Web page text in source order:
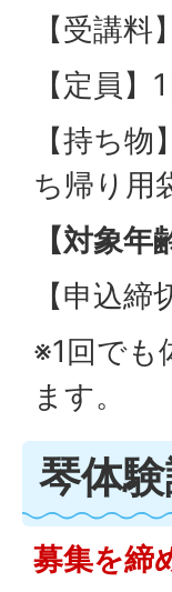
【受講
【定員
【持ち
ち帰り用
【対象
【申込
※1回でも
ます。
琴体
募集を締